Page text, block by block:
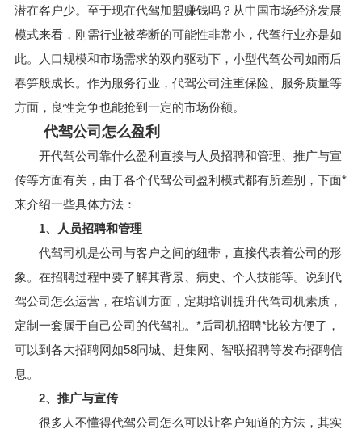
潜在客户少。至于现在代驾加盟赚钱吗？从中国市场经济发展
模式来看，刚需行业被垄断的可能性非常小，代驾行业亦是如
此。人口规模和市场需求的双向驱动下，小型代驾公司如雨后
春笋般成长。作为服务行业，代驾公司注重保险、服务质量等
方面，良性竞争也能抢到一定的市场份额。
代驾公司怎么盈利
开代驾公司靠什么盈利直接与人员招聘和管理、推广与宣
传等方面有关，由于各个代驾公司盈利模式都有所差别，下面*
来介绍一些具体方法：
1、人员招聘和管理
代驾司机是公司与客户之间的纽带，直接代表着公司的形
象。在招聘过程中要了解其背景、病史、个人技能等。说到代
驾公司怎么运营，在培训方面，定期培训提升代驾司机素质，
定制一套属于自己公司的代驾礼。*后司机招聘*比较方便了，
可以到各大招聘网如58同城、赶集网、智联招聘等发布招聘信
息。
2、推广与宣传
很多人不懂得代驾公司怎么可以让客户知道的方法，其实